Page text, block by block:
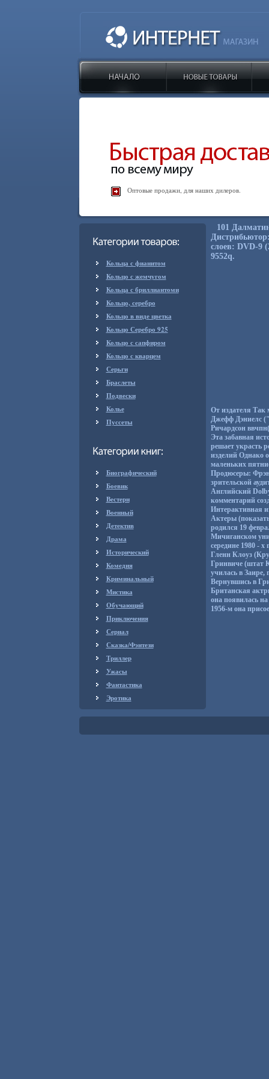
Оптовые продажи, для наших дилеров.
Кольца с фианитом
Кольцо с жемчугом
Кольца с бриллиантоми
Кольцо, серебро
Кольцо в виде цветка
Кольцо Серебро 925
Кольцо с сапфиром
Кольцо с кварцем
Серьги
Браслеты
Подвески
Колье
Пуссеты
Биографический
Боевик
Вестерн
Военный
Детектив
Драма
Исторический
Комедия
Криминальный
Мистика
Обучающий
Приключения
Сериал
Сказка/Фэнтези
Триллер
Ужасы
Фантастика
Эротика
101
слоев: DVD-9
9552q.
От издателя Так
Джефф Дэниелс
Ричардсон
Эта забавная
решает украсть
изделий Однако
маленьких
Продюсеры:
зрительской
Английский
комментарий
Интерактивная
Актеры
родился 19
Мичиганском
середине 1980 -
Гленн Клоуз
Гринвиче (штат
училась в Заире,
Вернувшись в
Британская
она появилась на
1956-м она